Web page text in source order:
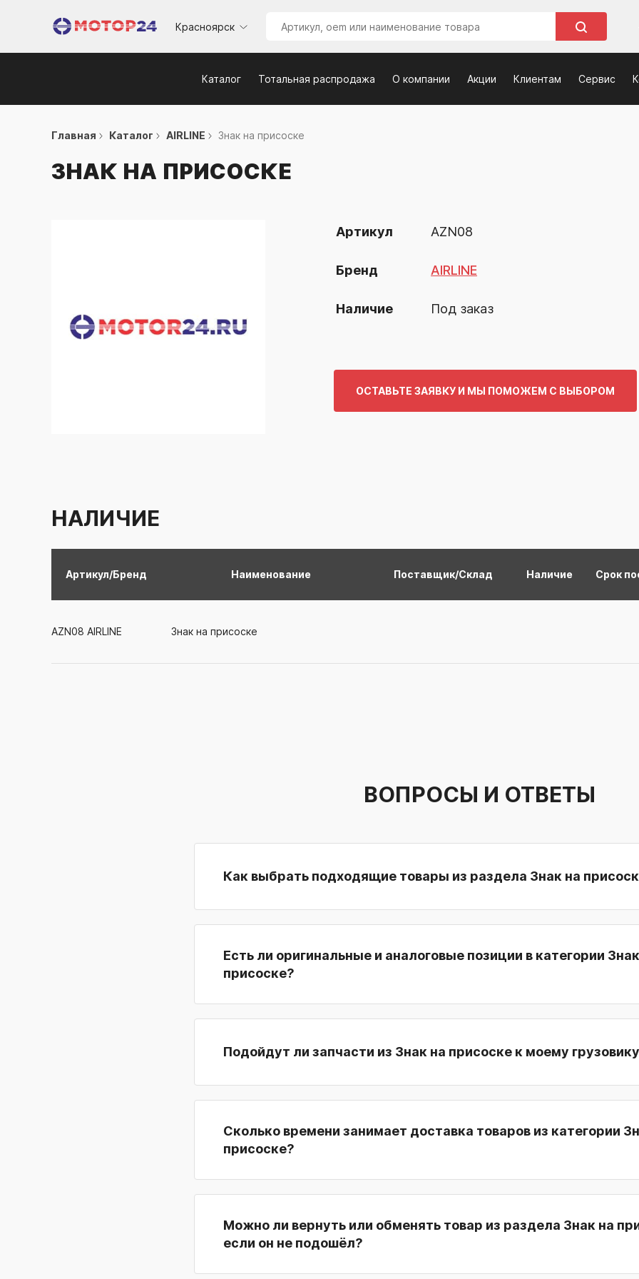
Красноярск
Каталог Тотальная распродажа О компании Акции Клиентам Сервис
Главная Каталог AIRLINE Знак на присоске
ЗНАК НА ПРИСОСКЕ
Артикул AZN08
Бренд AIRLINE
Наличие Под заказ
ОСТАВЬТЕ ЗАЯВКУ И МЫ ПОМОЖЕМ С ВЫБОРОМ
НАЛИЧИЕ
Артикул/Бренд Наименование Поставщик/Склад Наличие Срок
AZN08 AIRLINE Знак на присоске
ВОПРОСЫ И ОТВЕТЫ
Как выбрать подходящие товары из раздела Знак на
Есть ли оригинальные и аналоговые позиции в категории
присоске?
Подойдут ли запчасти из Знак на присоске к моему
Сколько времени занимает доставка товаров из категории
присоске?
Можно ли вернуть или обменять товар из раздела Знак на
если он не подошёл?